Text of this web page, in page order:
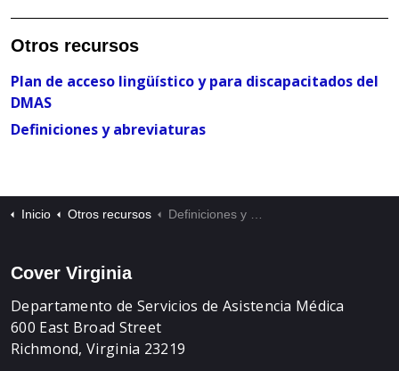
Otros recursos
Plan de acceso lingüístico y para discapacitados del
DMAS
Definiciones y abreviaturas
Inicio Otros recursos Definiciones y abreviaturas
Cover Virginia
Departamento de Servicios de Asistencia Médica
600 East Broad Street
Richmond, Virginia 23219